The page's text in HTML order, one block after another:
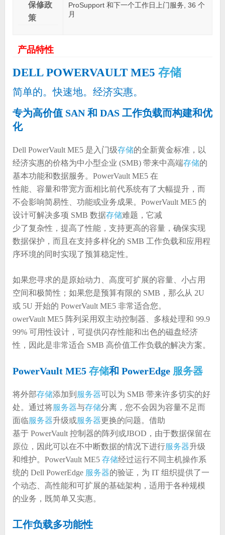
保修政
策
ProSupport 和下一个工作日上门服务, 36 个
月
产品特性
DELL POWERVAULT ME5 存储
简单的。快速地。经济实惠。
专为高价值 SAN 和 DAS 工作负载而构建和优
化
Dell PowerVault ME5 是入门级存储的全新黄金标准，以
经济实惠的价格为中小型企业 (SMB) 带来中高端存储的
基本功能和数据服务。PowerVault ME5 在
性能、容量和带宽方面相比前代系统有了大幅提升，而
不会影响简易性、功能或业务成果。PowerVault ME5 的
设计可解决多项 SMB 数据存储难题，它减
少了复杂性，提高了性能，支持更高的容量，确保实现
数据保护，而且在支持多样化的 SMB 工作负载和应用程
序环境的同时实现了预算稳定性。
如果您寻求的是原始动力、高度可扩展的容量、小占用
空间和极简性；如果您是预算有限的 SMB，那么从 2U
或 5U 开始的 PowerVault ME5 非常适合您。
owerVault ME5 阵列采用双主动控制器、多核处理和 99.9
99% 可用性设计，可提供闪存性能和出色的磁盘经济
性，因此是非常适合 SMB 高价值工作负载的解决方案。
PowerVault ME5 存储和 PowerEdge 服务器
将外部存储添加到 服务器可以为 SMB 带来许多切实的好
处。通过将服务器与存储分离，您不会因为容量不足而
面临服务器升级或服务器更换的问题。借助
基于 PowerVault 控制器的阵列或JBOD，由于数据保留在
原位，因此可以在不中断数据的情况下进行服务器升级
和维护。PowerVault ME5 存储经过运行不同主机操作系
统的 Dell PowerEdge 服务器的验证，为 IT 组织提供了一
个动态、高性能和可扩展的基础架构，适用于各种规模
的业务，既简单又实惠。
工作负载多功能性